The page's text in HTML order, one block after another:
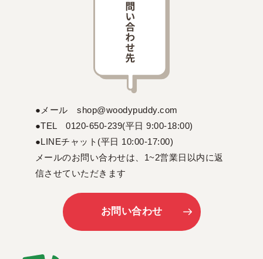
●メール shop@woodypuddy.com
●TEL 0120-650-239(平日 9:00-18:00)
●LINEチャット(平日 10:00-17:00)
メールのお問い合わせは、1~2営業日以内に返
信させていただきます
お問い合わせ